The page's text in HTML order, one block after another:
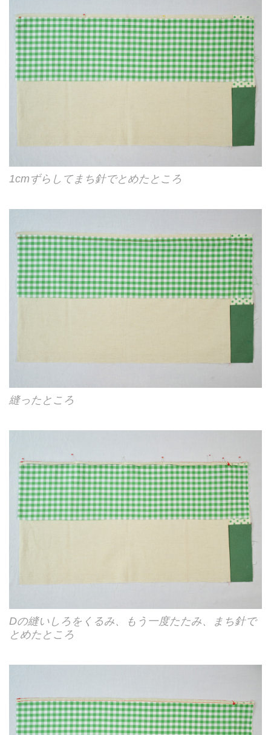
1cmずらしてまち針でとめたところ
縫ったところ
Dの縫いしろをくるみ、もう一度たたみ、まち針で
とめたところ